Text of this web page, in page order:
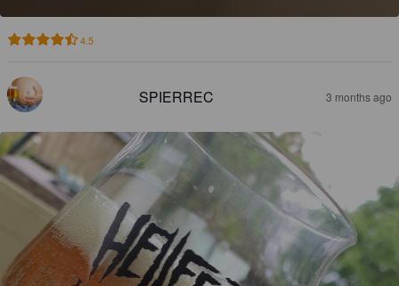
4.5
SPIERREC 3 months ago